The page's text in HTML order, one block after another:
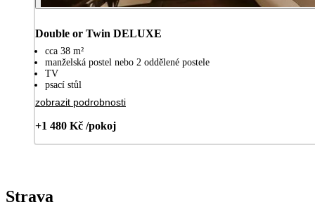
Double or Twin DELUXE
cca 38 m²
manželská postel nebo 2 oddělené postele
TV
psací stůl
zobrazit podrobnosti
+1 480 Kč /pokoj
Strava